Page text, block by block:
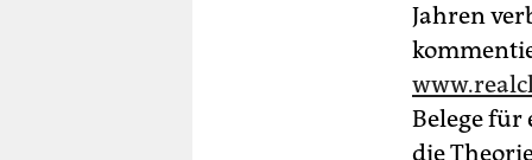
Jahren
Belege für
die